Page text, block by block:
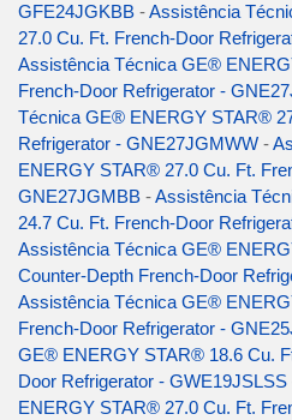
GFE24JGKBB -Assistência
27.0 Cu. Ft. French-Door
Assistência Técnica GE®
French-Door Refrigerator -
Técnica GE® ENERGY STAR®
Refrigerator - GNE27JGMWW -
ENERGY STAR® 27.0 Cu. Ft.
GNE27JGMBB -Assistência
24.7 Cu. Ft. French-Door
Assistência Técnica GE®
Counter-Depth French-Door
Assistência Técnica GE®
French-Door Refrigerator -
GE® ENERGY STAR® 18.6 Cu.
Door Refrigerator - GWE19JSLSS
ENERGY STAR® 27.0 Cu. Ft.